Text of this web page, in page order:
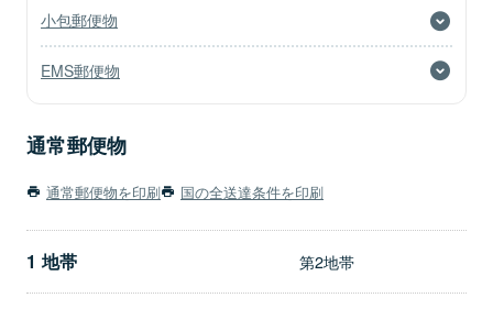
小包郵便物
EMS郵便物
通常郵便物
通常郵便物を印刷 国の全送達条件を印刷
1 地帯 第2地帯